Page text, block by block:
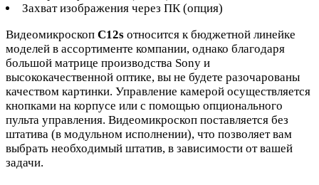
Захват изображения через ПК (опция)
Видеомикроскоп C12s относится к бюджетной линейке
моделей в ассортименте компании, однако благодаря
большой матрице производства Sony и
высококачественной оптике, вы не будете разочарованы
качеством картинки. Управление камерой осуществляется
кнопками на корпусе или с помощью опционального
пульта управления. Видеомикроскоп поставляется без
штатива (в модульном исполнении), что позволяет вам
выбрать необходимый штатив, в зависимости от вашей
задачи.